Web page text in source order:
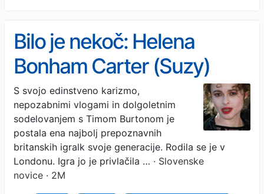
Bilo je nekoč: Helena
Bonham Carter (Suzy)
S svojo edinstveno karizmo,
nepozabnimi vlogami in dolgoletnim
sodelovanjem s Timom Burtonom je
postala ena najbolj prepoznavnih
britanskih igralk svoje generacije. Rodila se je v
Londonu. Igra jo je privlačila … · Slovenske
novice · 2M